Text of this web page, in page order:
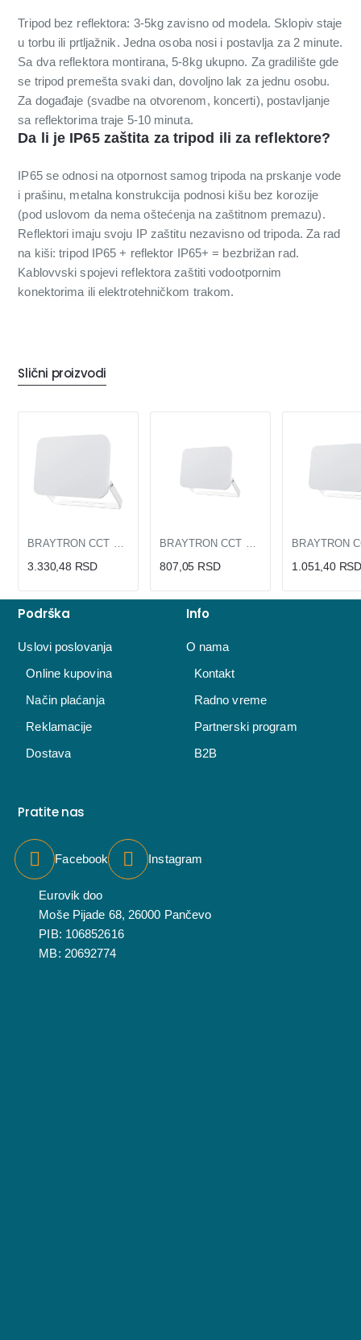
Tripod bez reflektora: 3-5kg zavisno od modela. Sklopiv staje
u torbu ili prtljažnik. Jedna osoba nosi i postavlja za 2 minute.
Sa dva reflektora montirana, 5-8kg ukupno. Za gradilište gde
se tripod premešta svaki dan, dovoljno lak za jednu osobu.
Za događaje (svadbe na otvorenom, koncerti), postavljanje
sa reflektorima traje 5-10 minuta.
Da li je IP65 zaštita za tripod ili za reflektore?
IP65 se odnosi na otpornost samog tripoda na prskanje vode
i prašinu, metalna konstrukcija podnosi kišu bez korozije
(pod uslovom da nema oštećenja na zaštitnom premazu).
Reflektori imaju svoju IP zaštitu nezavisno od tripoda. Za rad
na kiši: tripod IP65 + reflektor IP65+ = bezbrižan rad.
Kablovvski spojevi reflektora zaštiti vodootpornim
konektorima ili elektrotehničkom trakom.
Slični proizvodi
BRAYTRON CCT LED reflektor 100W
3.330,48 RSD
BRAYTRON CCT LED reflektor 10W
807,05 RSD 1.051,40 RSD
Podrška
Uslovi poslovanja
Online kupovina
Način plaćanja
Reklamacije
Dostava
Info
O nama
Kontakt
Radno vreme
Partnerski program
B2B
Pratite nas
Facebook Instagram
Eurovik doo
Moše Pijade 68, 26000 Pančevo
PIB: 106852616
MB: 20692774